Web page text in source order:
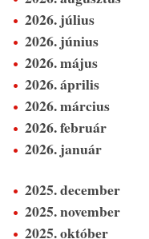
2026. július
2026. június
2026. május
2026. április
2026. március
2026. február
2026. január
2025. december
2025. november
2025. október